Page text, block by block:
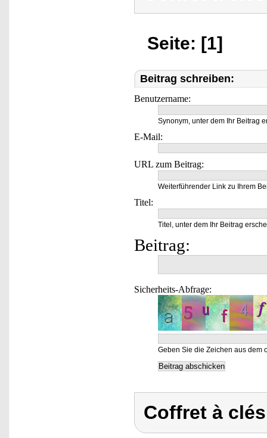
Seite: [1]
Beitrag schreiben:
Benutzername:
Synonym, unter dem Ihr Beitrag
E-Mail:
URL zum Beitrag:
Weiterführender Link zu Ihrem
Titel:
Titel, unter dem Ihr Beitrag
Beitrag:
Sicherheits-Abfrage:
Geben Sie die Zeichen aus dem
Coffret à